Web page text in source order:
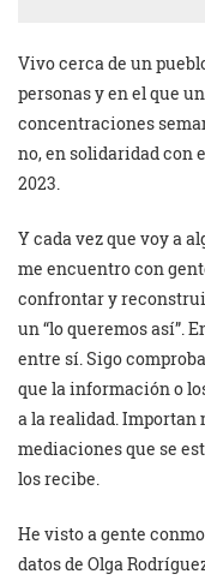
Vivo cerca de un
personas y en el que
concentraciones
no, en solidaridad con
2023.
Y cada vez que voy a
me encuentro con
confrontar y
un “lo queremos así”.
entre sí. Sigo
que la información o
a la realidad. Importan
mediaciones que se
los recibe.
He visto a gente
datos de Olga